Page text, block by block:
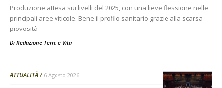
Produzione attesa sui livelli del 2025, con una lieve flessione nelle
principali aree viticole. Bene il profilo sanitario grazie alla scarsa
piovosità
Di Redazione Terra e Vita
ATTUALITÀ 6 Agosto 2026